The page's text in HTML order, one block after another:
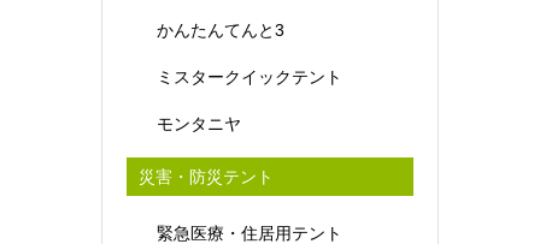
かんたんてんと3
ミスタークイックテント
モンタニヤ
災害・防災テント
緊急医療・住居用テント